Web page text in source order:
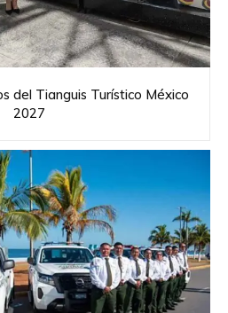
del Tianguis Turístico México
2027